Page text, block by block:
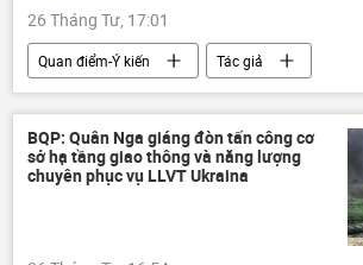
26 Tháng Tư, 17:01
Quan điểm-Ý kiến
Tác giả
Chính trị
Thế giới
Nguyễn Minh Tâm
Bộ Công an Việt Nam
Việt Nam
nhà máy nhiệt điện
BQP: Quân Nga giáng đòn tấn công cơ
sở hạ tầng giao thông và năng lượng
chuyên phục vụ LLVT Ukraina